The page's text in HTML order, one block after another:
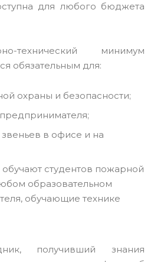
для любого бюджета
технический минимум
обязательным для:
охраны и безопасности;
в офисе и на
обучают студентов пожарной
образовательном
обучающие технике
получивший знания